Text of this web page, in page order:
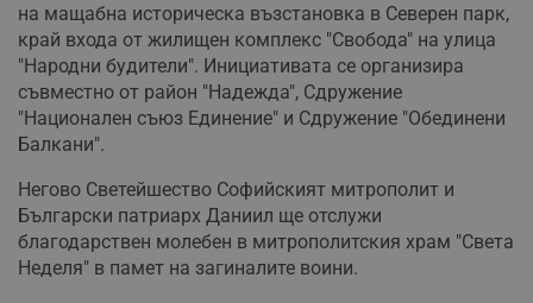
на мащабна историческа възстановка в Северен парк,
край входа от жилищен комплекс "Свобода" на улица
"Народни будители". Инициативата се организира
съвместно от район "Надежда", Сдружение
"Национален съюз Единение" и Сдружение "Обединени
Балкани".
Негово Светейшество Софийският митрополит и
Български патриарх Даниил ще отслужи
благодарствен молебен в митрополитския храм "Света
Неделя" в памет на загиналите воини.